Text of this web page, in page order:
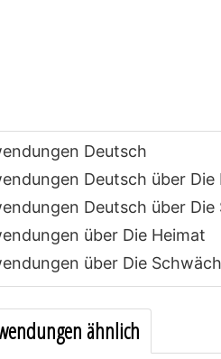
Deutsch
Deutsch über Die
Deutsch über Die
über Die Heimat
über Die
ähnlich